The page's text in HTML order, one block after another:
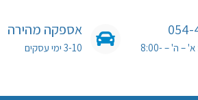
054-
שעות פעילות: א' – ה' – 8:00-
אספקה מהירה
3-10 ימי עסקים